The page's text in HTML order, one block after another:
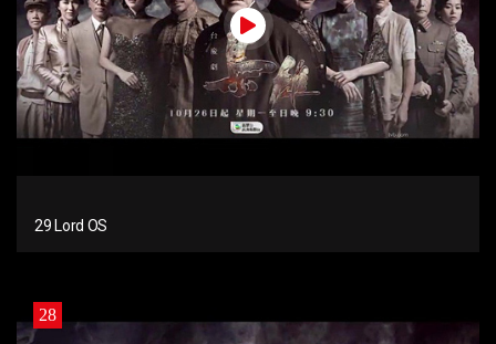
29 Lord OS
28